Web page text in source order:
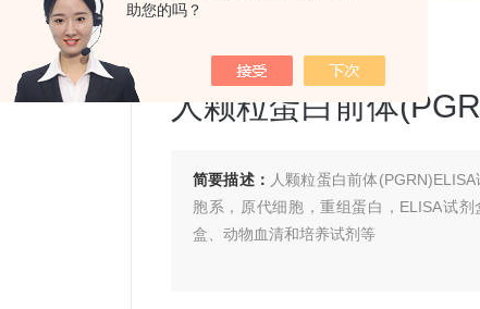
助您的吗？
> YS07371B人颗粒蛋白前体(PGRN)ELISA试剂盒
人颗粒蛋白前体
简要描述： 人颗粒蛋白前体
胞系，原代细胞，重组蛋白，ELISA试
盒、动物血清和培养试剂等